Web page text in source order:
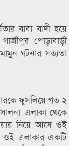
বাবা বাদী হয়ে
পোড়াবাড়ী
ঘটনার সত্যতা
ফুসলিয়ে গত ২
এলাকা থেকে
নিয়ে আসে ওই
ওই এলাকার একটি